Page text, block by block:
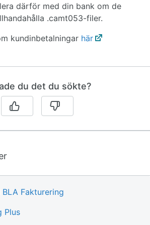
därför med din bank om de
.camt053-filer.
kundinbetalningar här
du det du sökte?
Fakturering
Plus